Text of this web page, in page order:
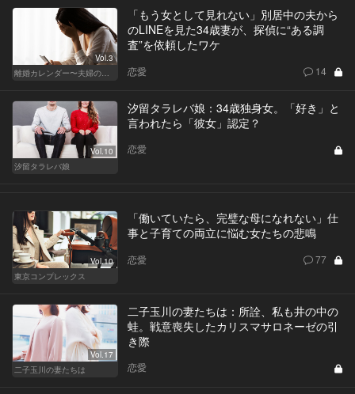
Vol.3
離婚カレンダー〜夫婦の正しい終わり方〜
「もう女として見れない」別居中の夫から
のLINEを見た34歳妻が、探偵に“ある調
査”を依頼したワケ
恋愛 14
Vol.10
汐留タラレバ娘
汐留タラレバ娘：34歳独身女。「好き」と
言われたら「彼女」認定？
恋愛
Vol.10
東京コンプレックス
「働いていたら、完璧な母になれない」仕
事と子育ての両立に悩む女たちの悲鳴
恋愛 77
Vol.17
二子玉川の妻たちは
二子玉川の妻たちは：所詮、私も井の中の
蛙。戦意喪失したカリスマサロネーゼの引
き際
恋愛